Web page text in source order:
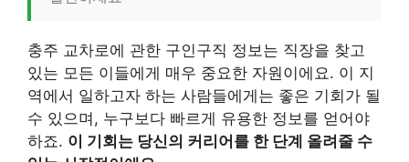
충주 교차로에 관한 구인구직 정보는 직장을 찾고
있는 모든 이들에게 매우 중요한 자원이에요. 이 지
역에서 일하고자 하는 사람들에게는 좋은 기회가 될
수 있으며, 누구보다 빠르게 유용한 정보를 얻어야
하죠. 이 기회는 당신의 커리어를 한 단계 올려줄 수